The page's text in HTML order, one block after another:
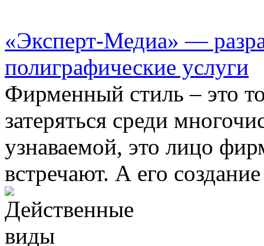
«Эксперт-Медиа» —
полиграфические услуги
Фирменный стиль – это
затеряться среди
узнаваемой, это лицо
встречают. А его